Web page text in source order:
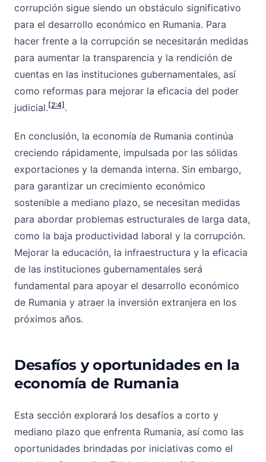
corrupción sigue siendo un obstáculo significativo
para el desarrollo económico en Rumania. Para
hacer frente a la corrupción se necesitarán medidas
para aumentar la transparencia y la rendición de
cuentas en las instituciones gubernamentales, así
como reformas para mejorar la eficacia del poder
judicial.[2:4] .
En conclusión, la economía de Rumania continúa
creciendo rápidamente, impulsada por las sólidas
exportaciones y la demanda interna. Sin embargo,
para garantizar un crecimiento económico
sostenible a mediano plazo, se necesitan medidas
para abordar problemas estructurales de larga data,
como la baja productividad laboral y la corrupción.
Mejorar la educación, la infraestructura y la eficacia
de las instituciones gubernamentales será
fundamental para apoyar el desarrollo económico
de Rumania y atraer la inversión extranjera en los
próximos años.
Desafíos y oportunidades en la
economía de Rumania
Esta sección explorará los desafíos a corto y
mediano plazo que enfrenta Rumania, así como las
oportunidades brindadas por iniciativas como el